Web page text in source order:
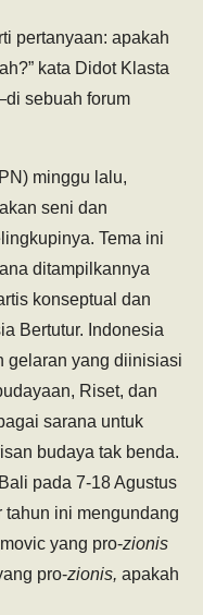
pertanyaan: apakah
kata Didot Klasta
sebuah forum
minggu lalu,
seni dan
Tema ini
ditampilkannya
konseptual dan
Bertutur. Indonesia
gelaran yang diinisiasi
Riset, dan
sarana untuk
budaya tak benda.
pada 7-18 Agustus
tahun ini mengundang
yang pro-zionis
pro-zionis, apakah